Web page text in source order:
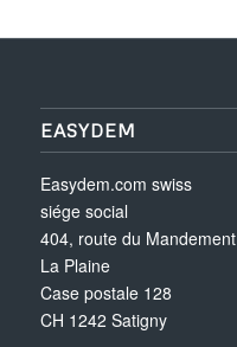
EASYDEM
Easydem.com swiss
siége social
404, route du Mandement
La Plaine
Case postale 128
CH 1242 Satigny